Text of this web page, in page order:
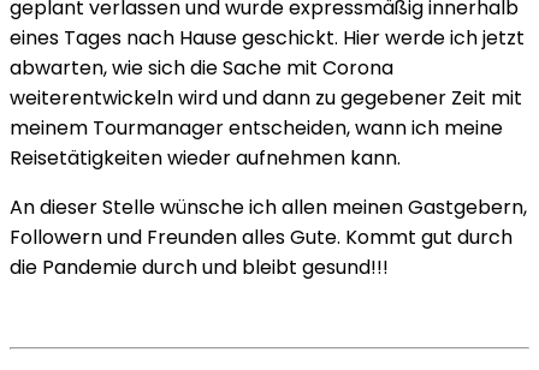
geplant verlassen und wurde expressmäßig innerhalb
eines Tages nach Hause geschickt. Hier werde ich jetzt
abwarten, wie sich die Sache mit Corona
weiterentwickeln wird und dann zu gegebener Zeit mit
meinem Tourmanager entscheiden, wann ich meine
Reisetätigkeiten wieder aufnehmen kann.
An dieser Stelle wünsche ich allen meinen Gastgebern,
Followern und Freunden alles Gute. Kommt gut durch
die Pandemie durch und bleibt gesund!!!